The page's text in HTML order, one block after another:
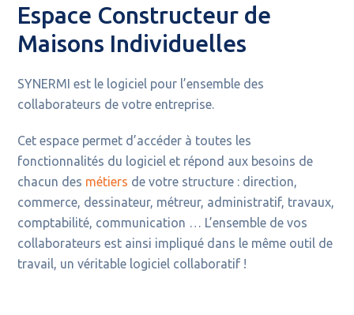
Espace Constructeur de
Maisons Individuelles
SYNERMI est le logiciel pour l’ensemble des
collaborateurs de votre entreprise.
Cet espace permet d’accéder à toutes les
fonctionnalités du logiciel et répond aux besoins de
chacun des métiers de votre structure : direction,
commerce, dessinateur, métreur, administratif, travaux,
comptabilité, communication … L’ensemble de vos
collaborateurs est ainsi impliqué dans le même outil de
travail, un véritable logiciel collaboratif !